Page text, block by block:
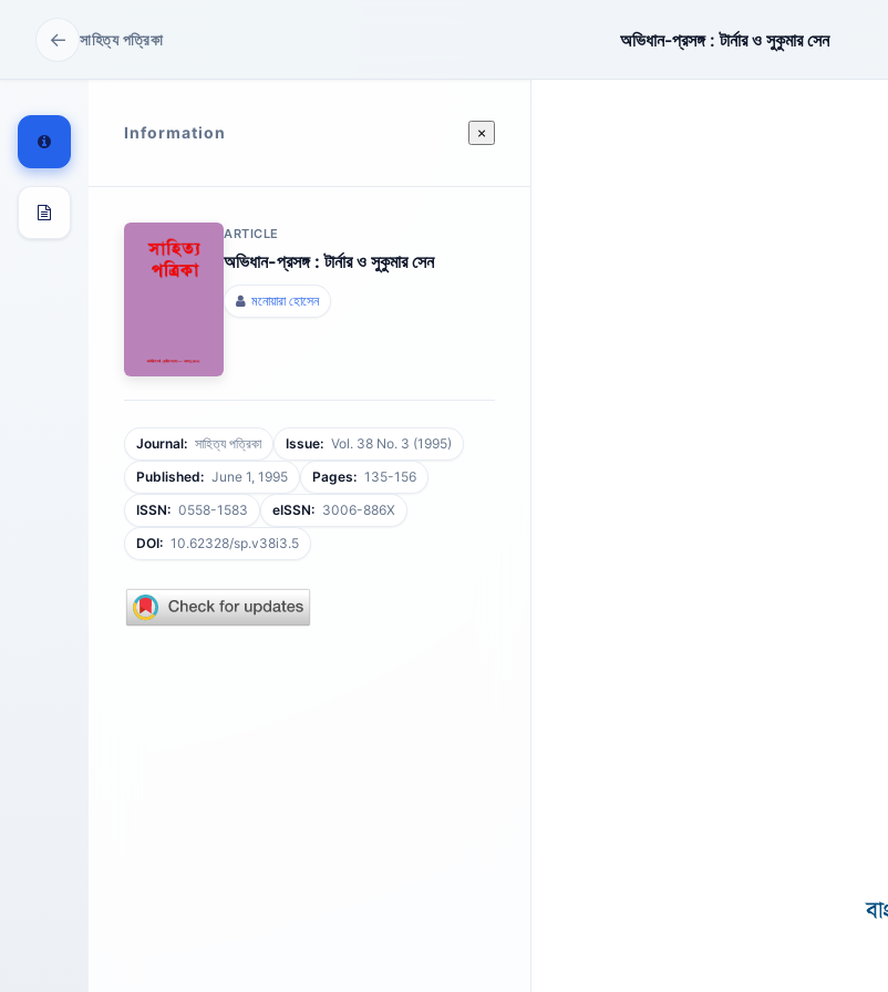
← সাহিত্য পত্রিকা অভিধান-প্রসঙ্গ : টার্নার ও সুকুমার সেন
Information ×
ARTICLE
অভিধান-প্রসঙ্গ : টার্নার ও সুকুমার সেন
মনোয়ারা হোসেন
Journal: সাহিত্য পত্রিকা Issue: Vol. 38 No. 3 (1995)
Published: June 1, 1995 Pages: 135-156
ISSN: 0558-1583 eISSN: 3006-886X
DOI: 10.62328/sp.v38i3.5